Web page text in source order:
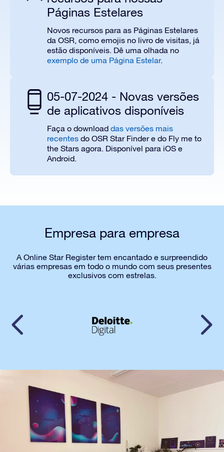
Páginas Estelares
Novos recursos para as Páginas Estelares
da OSR, como emojis no livro de visitas, já
estão disponíveis. Dê uma olhada no
exemplo de uma Página Estelar.
05-07-2024 - Novas versões
de aplicativos disponíveis
Faça o download das versões mais
recentes do OSR Star Finder e do Fly me to
the Stars agora. Disponível para iOS e
Android.
Empresa para empresa
A Online Star Register tem encantado e surpreendido
várias empresas em todo o mundo com seus presentes
exclusivos com estrelas.